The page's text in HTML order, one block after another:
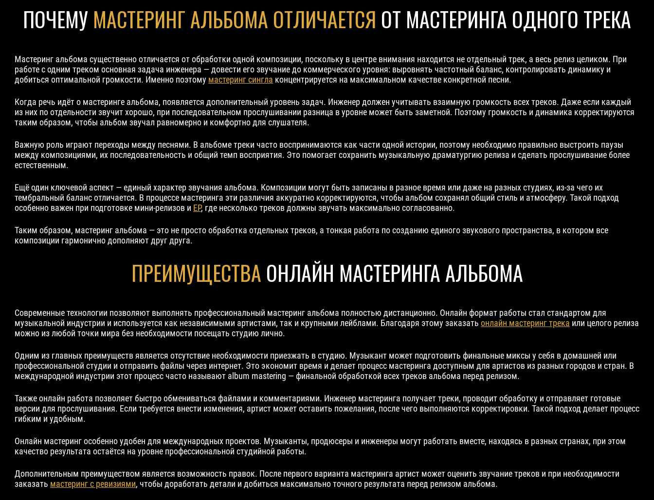
ПОЧЕМУ МАСТЕРИНГ АЛЬБОМА ОТЛИЧАЕТСЯ ОТ МАСТЕРИНГА ОДНОГО ТРЕКА
Мастеринг альбома существенно отличается от обработки одной композиции, поскольку в центре внимания находится не отдельный трек, а весь релиз целиком. При
работе с одним треком основная задача инженера — довести его звучание до коммерческого уровня: выровнять частотный баланс, контролировать динамику и
добиться оптимальной громкости. Именно поэтому мастеринг сингла концентрируется на максимальном качестве конкретной песни.
Когда речь идёт о мастеринге альбома, появляется дополнительный уровень задач. Инженер должен учитывать взаимную громкость всех треков. Даже если каждый
из них по отдельности звучит хорошо, при последовательном прослушивании разница в уровне может быть заметной. Поэтому громкость и динамика корректируются
таким образом, чтобы альбом звучал равномерно и комфортно для слушателя.
Важную роль играют переходы между песнями. В альбоме треки часто воспринимаются как части одной истории, поэтому необходимо правильно выстроить паузы
между композициями, их последовательность и общий темп восприятия. Это помогает сохранить музыкальную драматургию релиза и сделать прослушивание более
естественным.
Ещё один ключевой аспект — единый характер звучания альбома. Композиции могут быть записаны в разное время или даже на разных студиях, из-за чего их
тембральный баланс отличается. В процессе мастеринга эти различия аккуратно корректируются, чтобы альбом сохранял общий стиль и атмосферу. Такой подход
особенно важен при подготовке мини-релизов и EP, где несколько треков должны звучать максимально согласованно.
Таким образом, мастеринг альбома — это не просто обработка отдельных треков, а тонкая работа по созданию единого звукового пространства, в котором все
композиции гармонично дополняют друг друга.
ПРЕИМУЩЕСТВА ОНЛАЙН МАСТЕРИНГА АЛЬБОМА
Современные технологии позволяют выполнять профессиональный мастеринг альбома полностью дистанционно. Онлайн формат работы стал стандартом для
музыкальной индустрии и используется как независимыми артистами, так и крупными лейблами. Благодаря этому заказать онлайн мастеринг трека или целого релиза
можно из любой точки мира без необходимости посещать студию лично.
Одним из главных преимуществ является отсутствие необходимости приезжать в студию. Музыкант может подготовить финальные миксы у себя в домашней или
профессиональной студии и отправить файлы через интернет. Это экономит время и делает процесс мастеринга доступным для артистов из разных городов и стран. В
международной индустрии этот процесс часто называют album mastering — финальной обработкой всех треков альбома перед релизом.
Также онлайн работа позволяет быстро обмениваться файлами и комментариями. Инженер мастеринга получает треки, проводит обработку и отправляет готовые
версии для прослушивания. Если требуется внести изменения, артист может оставить пожелания, после чего выполняются корректировки. Такой подход делает процесс
гибким и удобным.
Онлайн мастеринг особенно удобен для международных проектов. Музыканты, продюсеры и инженеры могут работать вместе, находясь в разных странах, при этом
качество результата остаётся на уровне профессиональной студийной работы.
Дополнительным преимуществом является возможность правок. После первого варианта мастеринга артист может оценить звучание треков и при необходимости
заказать мастеринг с ревизиями, чтобы доработать детали и добиться максимально точного результата перед релизом альбома.